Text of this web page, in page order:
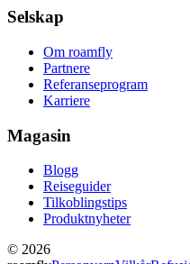
Selskap
Om roamfly
Partnere
Referanseprogram
Karriere
Magasin
Blogg
Reiseguider
Tilkoblingstips
Produktnyheter
© 2026